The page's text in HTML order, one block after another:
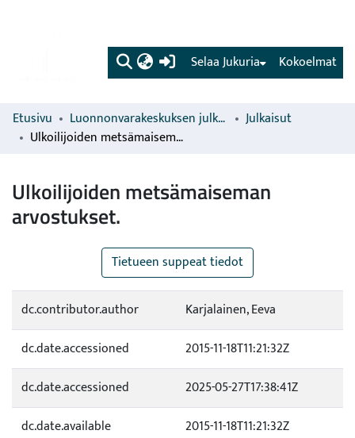
(current) Kokoelmat
Selaa Jukuria
Etusivu Luonnonvarakeskuksen julkaisut
Julkaisut
Ulkoilijoiden metsämaiseman arvostukset.
Ulkoilijoiden metsämaiseman
arvostukset.
Tietueen suppeat tiedot
dc.contributor.author
Karjalainen, Eeva
dc.date.accessioned
2015-11-18T11:21:32Z
dc.date.accessioned
2025-05-27T17:38:41Z
dc.date.available
2015-11-18T11:21:32Z